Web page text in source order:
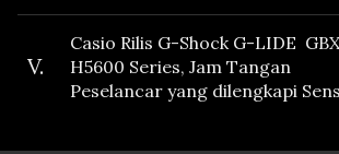
V.
Casio Rilis G-Shock G-LIDE
H5600 Series, Jam Tangan
Peselancar yang dilengkapi